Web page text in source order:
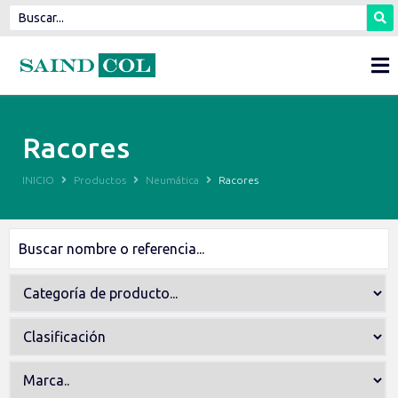
Racores
INICIO Productos Neumática Racores